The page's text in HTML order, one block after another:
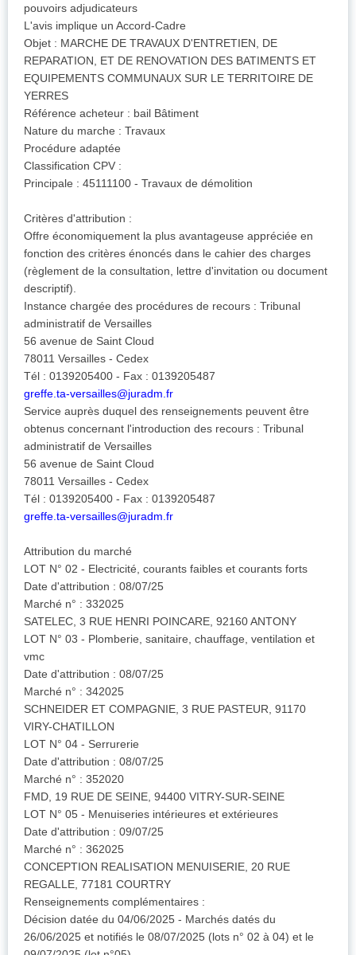
pouvoirs adjudicateurs
L'avis implique un Accord-Cadre
Objet : MARCHE DE TRAVAUX D'ENTRETIEN, DE
REPARATION, ET DE RENOVATION DES BATIMENTS ET
EQUIPEMENTS COMMUNAUX SUR LE TERRITOIRE DE
YERRES
Référence acheteur : bail Bâtiment
Nature du marche : Travaux
Procédure adaptée
Classification CPV :
Principale : 45111100 - Travaux de démolition
Critères d'attribution :
Offre économiquement la plus avantageuse appréciée en
fonction des critères énoncés dans le cahier des charges
(règlement de la consultation, lettre d'invitation ou document
descriptif).
Instance chargée des procédures de recours : Tribunal
administratif de Versailles
56 avenue de Saint Cloud
78011 Versailles - Cedex
Tél : 0139205400 - Fax : 0139205487
greffe.ta-versailles@juradm.fr
Service auprès duquel des renseignements peuvent être
obtenus concernant l'introduction des recours : Tribunal
administratif de Versailles
56 avenue de Saint Cloud
78011 Versailles - Cedex
Tél : 0139205400 - Fax : 0139205487
greffe.ta-versailles@juradm.fr
Attribution du marché
LOT N° 02 - Electricité, courants faibles et courants forts
Date d'attribution : 08/07/25
Marché n° : 332025
SATELEC, 3 RUE HENRI POINCARE, 92160 ANTONY
LOT N° 03 - Plomberie, sanitaire, chauffage, ventilation et
vmc
Date d'attribution : 08/07/25
Marché n° : 342025
SCHNEIDER ET COMPAGNIE, 3 RUE PASTEUR, 91170
VIRY-CHATILLON
LOT N° 04 - Serrurerie
Date d'attribution : 08/07/25
Marché n° : 352020
FMD, 19 RUE DE SEINE, 94400 VITRY-SUR-SEINE
LOT N° 05 - Menuiseries intérieures et extérieures
Date d'attribution : 09/07/25
Marché n° : 362025
CONCEPTION REALISATION MENUISERIE, 20 RUE
REGALLE, 77181 COURTRY
Renseignements complémentaires :
Décision datée du 04/06/2025 - Marchés datés du
26/06/2025 et notifiés le 08/07/2025 (lots n° 02 à 04) et le